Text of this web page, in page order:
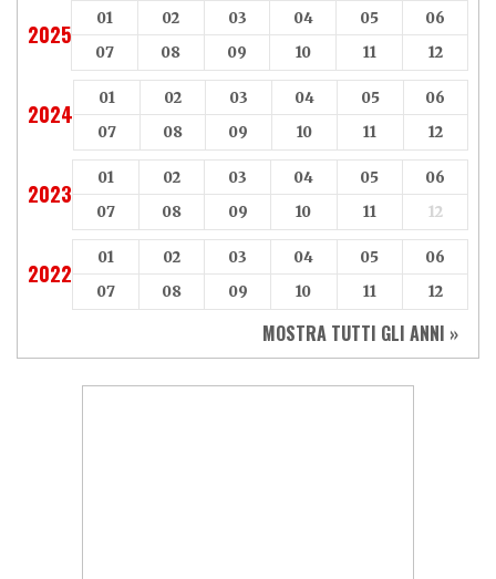
2025
01 02 03 04 05
06
07
08 09 10 11 12
2024
01 02 03 04 05
06
07
08 09 10 11 12
2023
01 02 03 04 05
06
07
08 09 10 11 12
2022
01 02 03 04 05
06
07
08 09 10 11 12
MOSTRA TUTTI GLI ANNI »